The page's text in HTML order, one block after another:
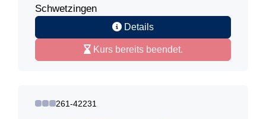
Schwetzingen
Details
Kurs bereits beendet.
261-42231